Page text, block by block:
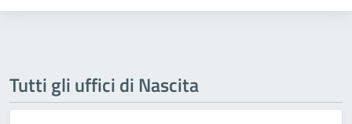
Tutti gli uffici di Nascita